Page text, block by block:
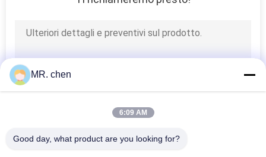
MR. chen
6:09 AM
Good day, what product are you looking for?